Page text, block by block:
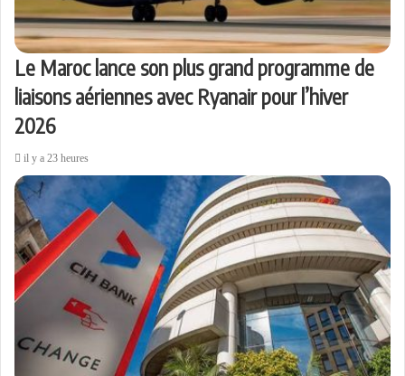
Le Maroc lance son plus grand programme de
liaisons aériennes avec Ryanair pour l’hiver
2026
il y a 23 heures